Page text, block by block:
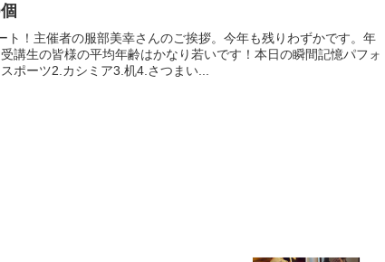
ト！主催者の服部美幸さんのご挨拶。今年も残りわずかです。年
講生の皆様の平均年齢はかなり若いです！本日の瞬間記憶パフォ
ポーツ2.カシミア3.机4.さつまい...